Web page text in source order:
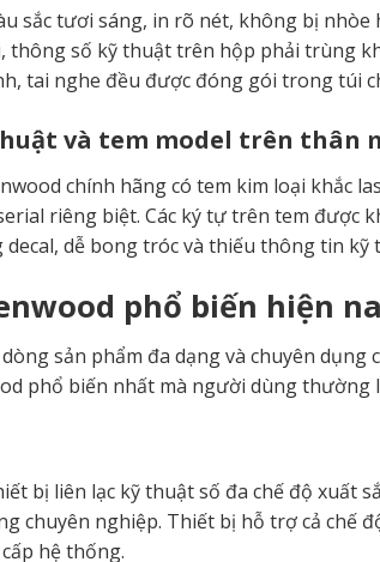
sắc tươi sáng, in rõ nét, không bị
thông số kỹ thuật trên hộp phải trùng
tai nghe đều được đóng gói trong túi
và tem model trên thân
chính hãng có tem kim loại khắc
riêng biệt. Các ký tự trên tem được
dễ bong tróc và thiếu thông tin kỹ
phổ biến hiện
sản phẩm đa dạng và chuyên
phổ biến nhất mà người dùng thường
bị liên lạc kỹ thuật số đa chế độ xuất
chuyên nghiệp. Thiết bị hỗ trợ cả chế
hệ thống.